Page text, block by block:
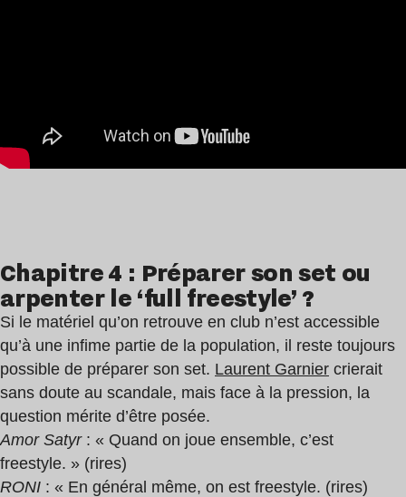
Chapitre 4 : Préparer son set ou
arpenter le ‘full freestyle’ ?
Si le matériel qu’on retrouve en club n’est accessible
qu’à une infime partie de la population, il reste toujours
possible de préparer son set. Laurent Garnier crierait
sans doute au scandale, mais face à la pression, la
question mérite d’être posée.
Amor Satyr: « Quand on joue ensemble, c’est
freestyle. » (rires)
RONI : « En général même, on est freestyle. (rires)